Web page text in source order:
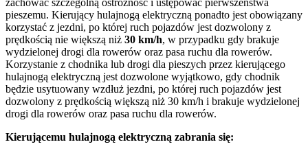
pieszemu. Kierujący hulajnogą elektryczną ponadto jest obowiązany
korzystać z jezdni, po której ruch pojazdów jest dozwolony z
prędkością nie większą niż 30 km/h, w przypadku gdy brakuje
wydzielonej drogi dla rowerów oraz pasa ruchu dla rowerów.
Korzystanie z chodnika lub drogi dla pieszych przez kierującego
hulajnogą elektryczną jest dozwolone wyjątkowo, gdy chodnik
będzie usytuowany wzdłuż jezdni, po której ruch pojazdów jest
dozwolony z prędkością większą niż 30 km/h i brakuje wydzielonej
drogi dla rowerów oraz pasa ruchu dla rowerów.
Kierującemu hulajnogą elektryczną zabrania się: